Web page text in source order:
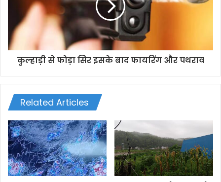
कुल्हाड़ी से फोड़ा सिर इसके बाद फायरिंग और पथराव
Related Articles